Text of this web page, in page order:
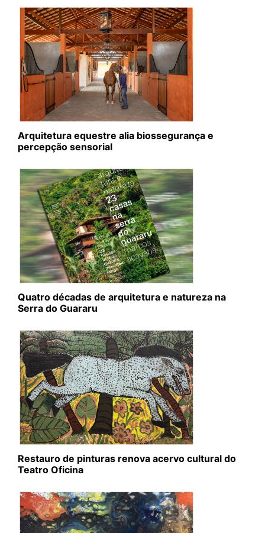
Arquitetura equestre alia biossegurança e
percepção sensorial
Quatro décadas de arquitetura e natureza na
Serra do Guararu
Restauro de pinturas renova acervo cultural do
Teatro Oficina